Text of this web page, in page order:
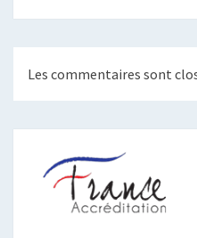
Les commentaires sont